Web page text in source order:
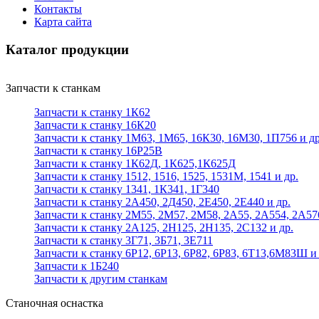
Контакты
Карта сайта
Каталог продукции
Запчасти к станкам
Запчасти к станку 1К62
Запчасти к станку 16К20
Запчасти к станку 1М63, 1М65, 16К30, 16М30, 1П756 и
Запчасти к станку 16Р25В
Запчасти к станку 1К62Д, 1К625,1К625Д
Запчасти к станку 1512, 1516, 1525, 1531М, 1541 и др.
Запчасти к станку 1341, 1К341, 1Г340
Запчасти к станку 2А450, 2Д450, 2Е450, 2Е440 и др.
Запчасти к станку 2М55, 2М57, 2М58, 2А55, 2А554,
Запчасти к станку 2А125, 2Н125, 2Н135, 2С132 и др.
Запчасти к станку 3Г71, 3Б71, 3Е711
Запчасти к станку 6Р12, 6Р13, 6Р82, 6Р83, 6Т13,6М83Ш и
Запчасти к 1Б240
Запчасти к другим станкам
Станочная оснастка